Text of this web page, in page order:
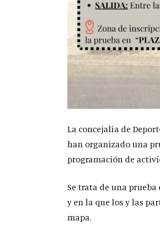
La concejalía de
han organizado una
programación de
Se trata de una
y en la que los y las
mapa.